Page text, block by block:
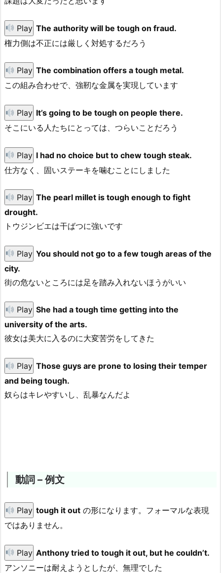
Play The authority will be tough on fraud.
権力側は不正には厳しく対処するだろう
Play The combination offers a tough metal.
この組み合わせで、強靭な金属を実現しています
Play It’s going to be tough on people there.
そこにいる人たちにとっては、つらいことだろう
Play I had no choice but to chew tough steak.
仕方なく、固いステーキを噛むことにしました
Play The pearl millet is tough enough to fight
drought.
トウジンビエは干ばつに強いです
Play You should not go to a few tough areas of the
city.
街の危ないところには足を踏み入れないほうがいい
Play She had a tough time getting into the
university of the arts.
彼女は美大に入るのに大変苦労をしてきた
Play Those guys are prone to losing their temper
and being tough.
奴らはキレやすいし、乱暴なんだよ
動詞 – 例文
Play tough it out の形になります。フォーマルな表現
ではありません。
Play Anthony tried to tough it out, but he couldn’t.
アンソニーは耐えようとしたが、無理でした